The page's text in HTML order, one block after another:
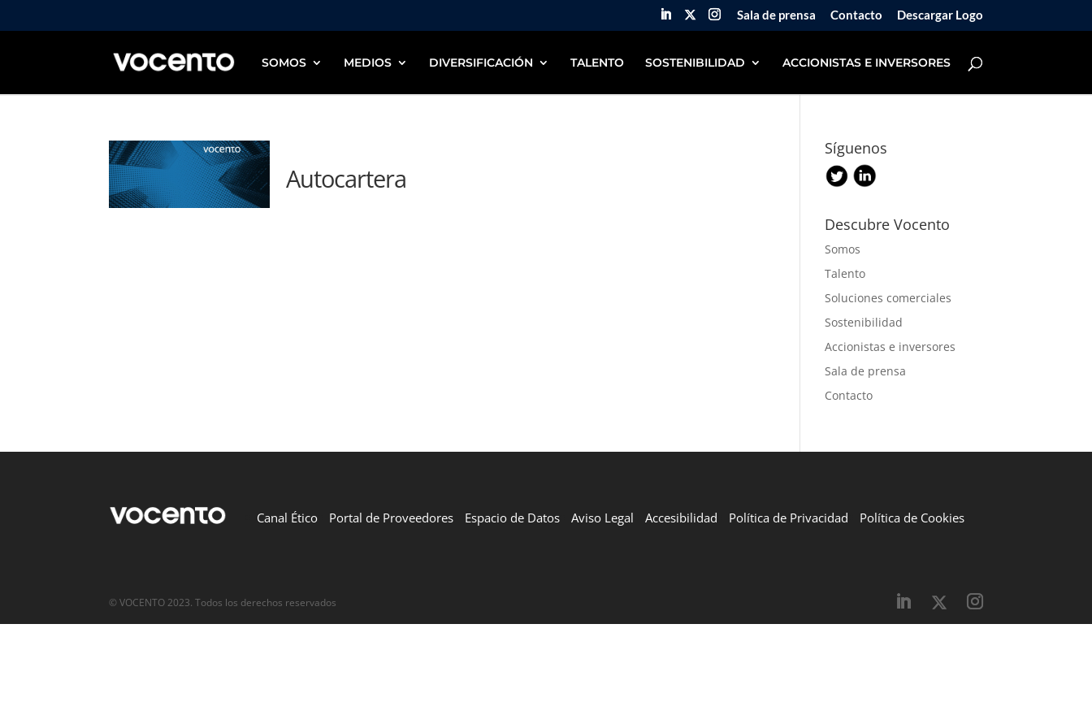
Sala de prensa Contacto Descargar Logo
SOMOS MEDIOS DIVERSIFICACIÓN TALENTO SOSTENIBILIDAD ACCIONISTAS E INVERSORES
Autocartera
Síguenos
Descubre Vocento
Somos
Talento
Soluciones comerciales
Sostenibilidad
Accionistas e inversores
Sala de prensa
Contacto
Canal Ético Portal de Proveedores Espacio de Datos Aviso Legal Accesibilidad Política de Privacidad Política de Cookies
© VOCENTO 2023. Todos los derechos reservados